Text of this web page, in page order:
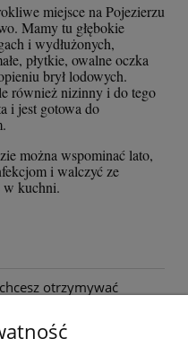
miejsce na Pojezierzu
Mamy tu głębokie
i wydłużonych,
płytkie, owalne oczka
brył lodowych.
również nizinny i do tego
i jest gotowa do
można wspominać lato,
i walczyć ze
w kuchni.
otrzymywać